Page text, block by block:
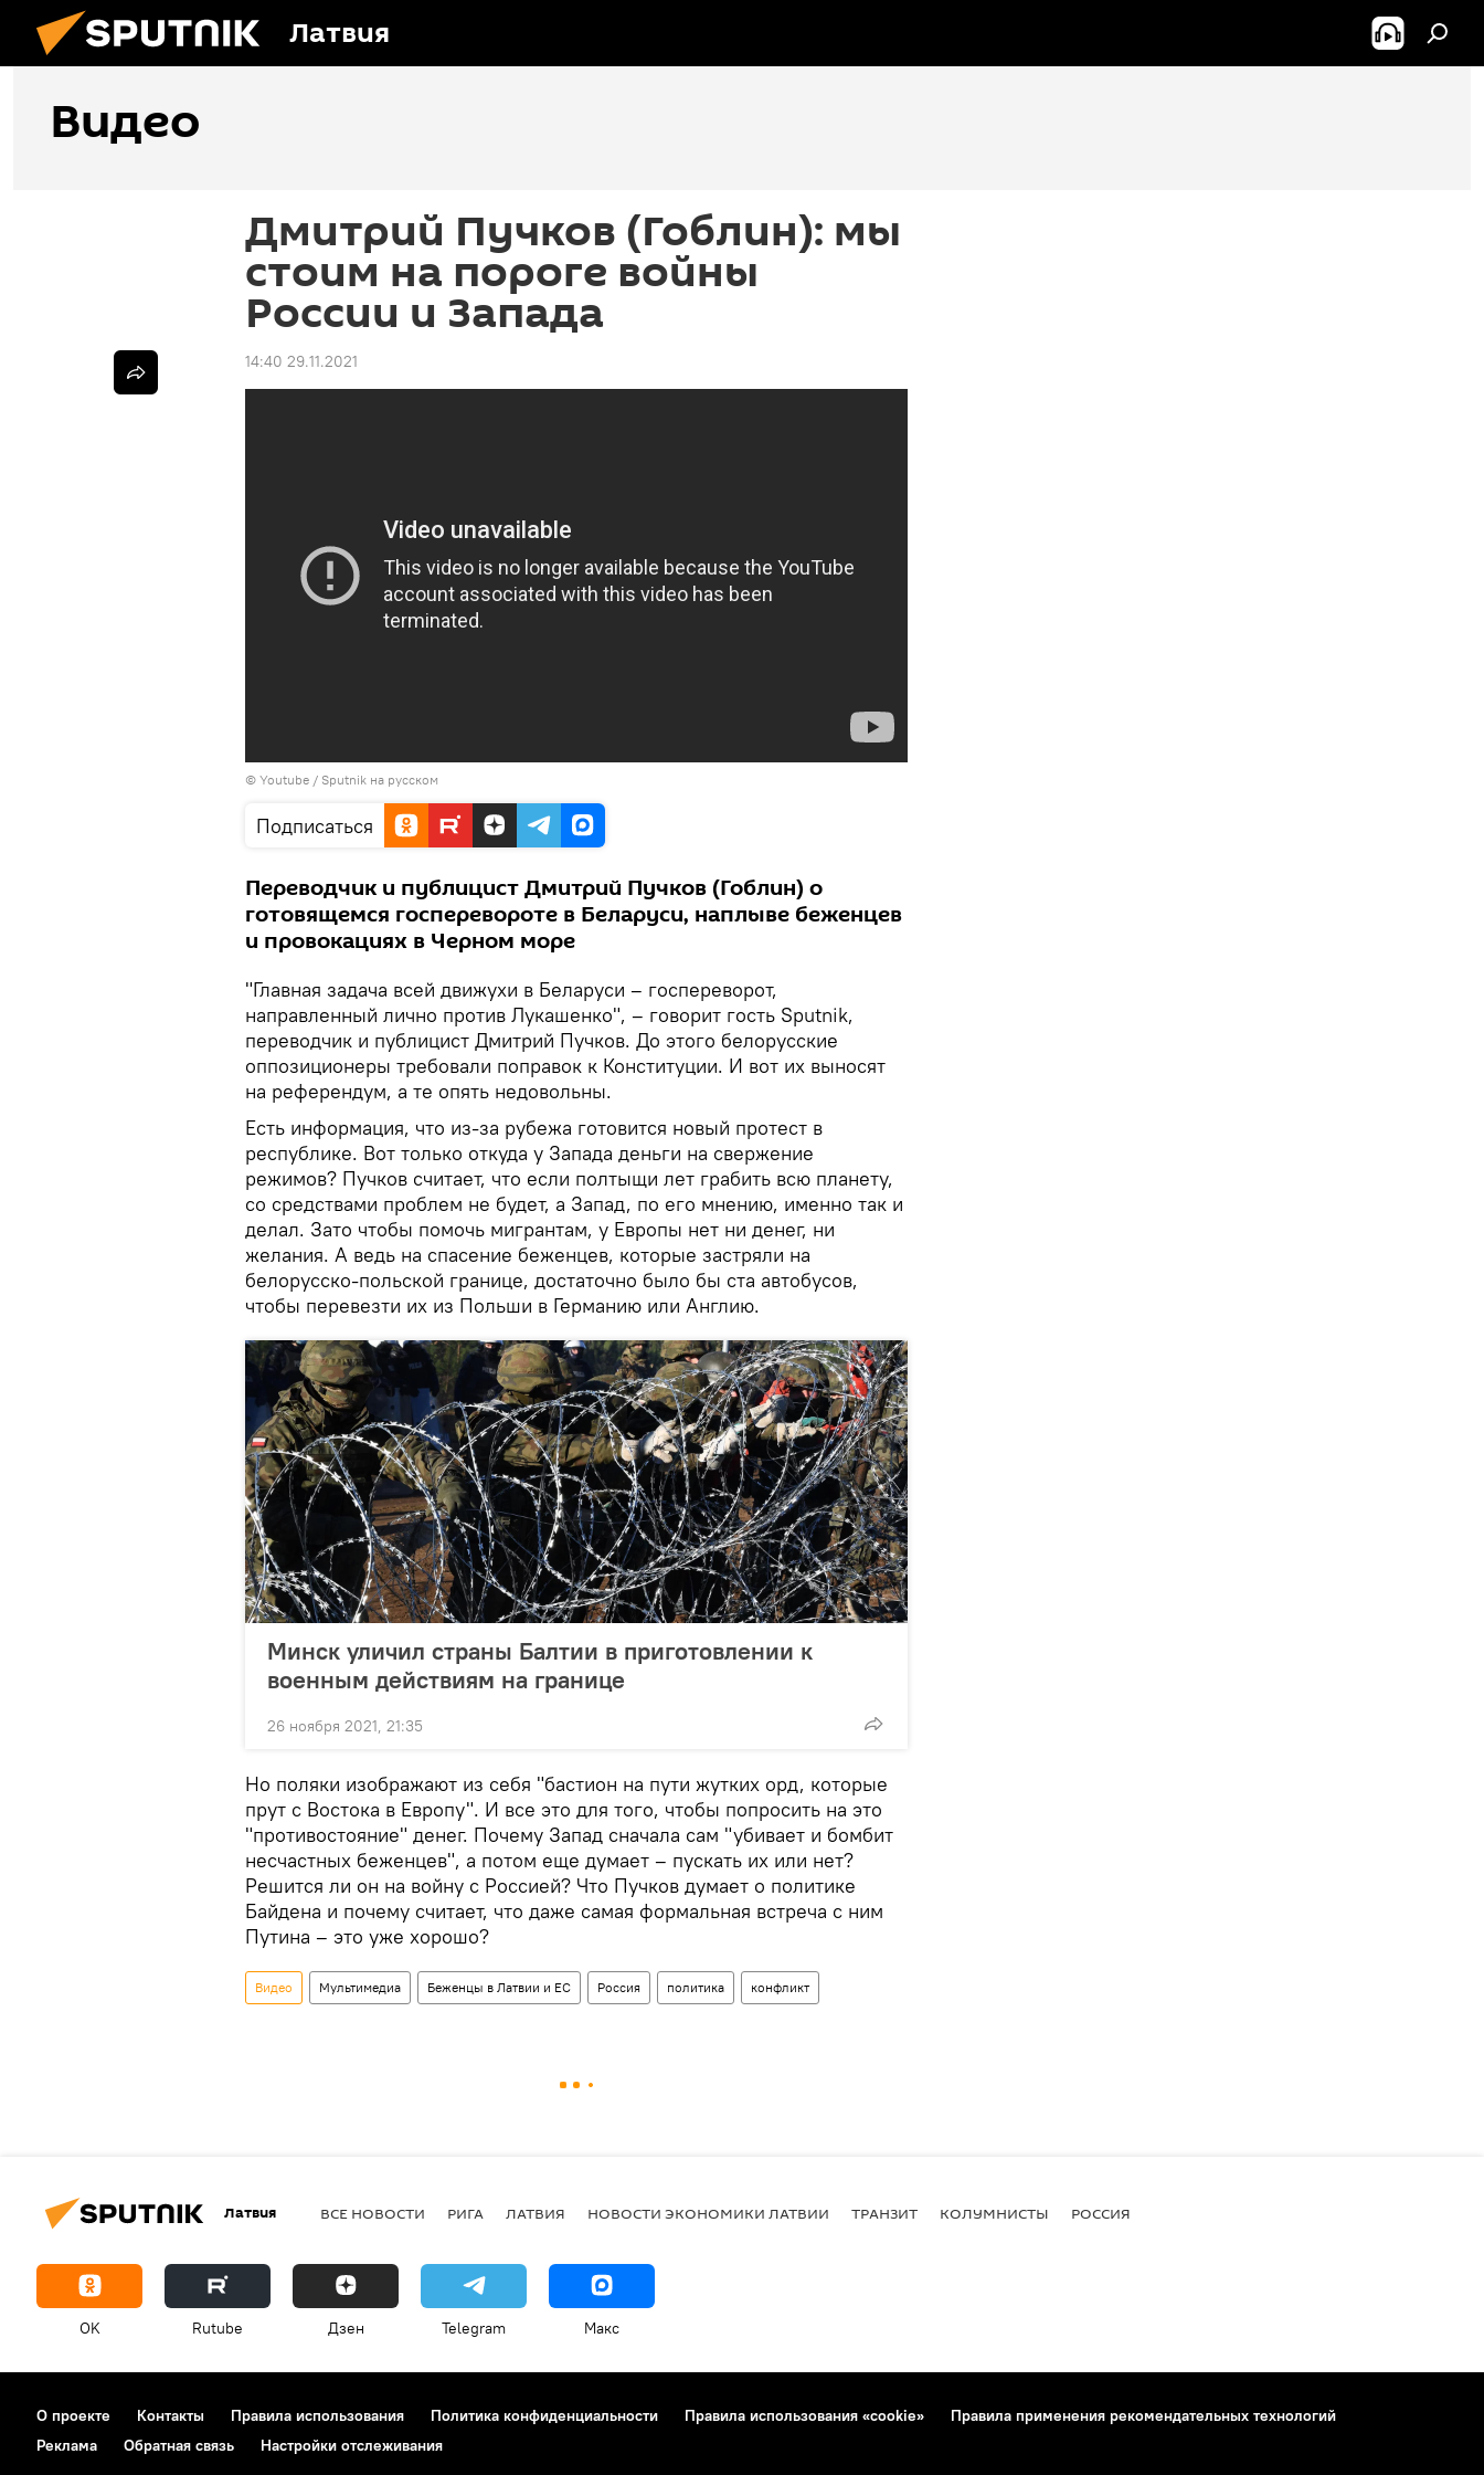
Латвия
Видео
Дмитрий Пучков (Гоблин): мы
стоим на пороге войны
России и Запада
14:40 29.11.2021
© Youtube / Sputnik на русском
Подписаться
Переводчик и публицист Дмитрий Пучков (Гоблин) о
готовящемся госперевороте в Беларуси, наплыве беженцев
и провокациях в Черном море
"Главная задача всей движухи в Беларуси – госпереворот,
направленный лично против Лукашенко", – говорит гость Sputnik,
переводчик и публицист Дмитрий Пучков. До этого белорусские
оппозиционеры требовали поправок к Конституции. И вот их выносят
на референдум, а те опять недовольны.
Есть информация, что из-за рубежа готовится новый протест в
республике. Вот только откуда у Запада деньги на свержение
режимов? Пучков считает, что если полтыщи лет грабить всю планету,
со средствами проблем не будет, а Запад, по его мнению, именно так и
делал. Зато чтобы помочь мигрантам, у Европы нет ни денег, ни
желания. А ведь на спасение беженцев, которые застряли на
белорусско-польской границе, достаточно было бы ста автобусов,
чтобы перевезти их из Польши в Германию или Англию.
Минск уличил страны Балтии в приготовлении к
военным действиям на границе
26 ноября 2021, 21:35
Но поляки изображают из себя "бастион на пути жутких орд, которые
прут с Востока в Европу". И все это для того, чтобы попросить на это
"противостояние" денег. Почему Запад сначала сам "убивает и бомбит
несчастных беженцев", а потом еще думает – пускать их или нет?
Решится ли он на войну с Россией? Что Пучков думает о политике
Байдена и почему считает, что даже самая формальная встреча с ним
Путина – это уже хорошо?
Видео Мультимедиа Беженцы в Латвии и ЕС Россия политика конфликт
Латвия ВСЕ НОВОСТИ РИГА ЛАТВИЯ НОВОСТИ ЭКОНОМИКИ ЛАТВИИ ТРАНЗИТ КОЛУМНИСТЫ РОССИЯ
OK Rutube Дзен Telegram Макс
О проекте Контакты Правила использования Политика конфиденциальности Правила использования «cookie»
Правила применения рекомендательных технологий
Реклама
Обратная связь Настройки отслеживания